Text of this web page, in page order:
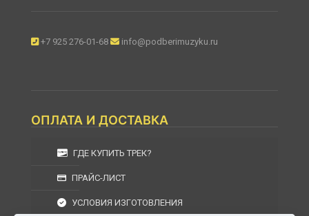
+7 925 276-01-68 info@podberimuzyku.ru
ОПЛАТА И ДОСТАВКА
ГДЕ КУПИТЬ ТРЕК?
ПРАЙС-ЛИСТ
УСЛОВИЯ ИЗГОТОВЛЕНИЯ